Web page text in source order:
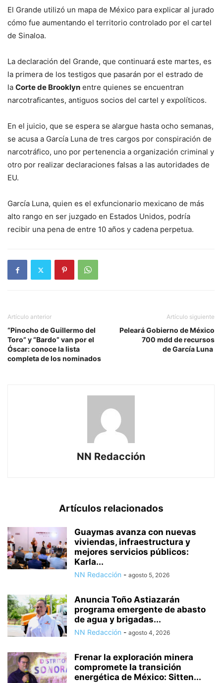
El Grande utilizó un mapa de México para explicar al jurado
cómo fue aumentando el territorio controlado por el cartel
de Sinaloa.
La declaración del Grande, que continuará este martes, es
la primera de los testigos que pasarán por el estrado de
la Corte de Brooklyn entre quienes se encuentran
narcotraficantes, antiguos socios del cartel y expolíticos.
En el juicio, que se espera se alargue hasta ocho semanas,
se acusa a García Luna de tres cargos por conspiración de
narcotráfico, uno por pertenencia a organización criminal y
otro por realizar declaraciones falsas a las autoridades de
EU.
García Luna, quien es el exfuncionario mexicano de más
alto rango en ser juzgado en Estados Unidos, podría
recibir una pena de entre 10 años y cadena perpetua.
Artículo anterior
“Pinocho de Guillermo del
Toro” y “Bardo” van por el
Óscar: conoce la lista
completa de los nominados
Artículo siguiente
Peleará Gobierno de México
700 mdd de recursos
de García Luna
NN Redacción
Artículos relacionados
Guaymas avanza con nuevas
viviendas, infraestructura y
mejores servicios públicos:
Karla...
NN Redacción - agosto 5, 2026
Anuncia Toño Astiazarán
programa emergente de abasto
de agua y brigadas...
NN Redacción - agosto 4, 2026
Frenar la exploración minera
compromete la transición
energética de México: Sitten...